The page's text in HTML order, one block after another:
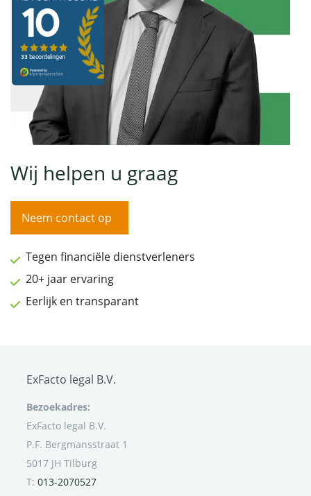
Wij helpen u graag
Neem contact op
Tegen financiële dienstverleners
20+ jaar ervaring
Eerlijk en transparant
ExFacto legal B.V.
Bezoekadres:
ExFacto legal B.V.
P.F. Bergmansstraat 1
5017 JH Tilburg
T: 013-2070527